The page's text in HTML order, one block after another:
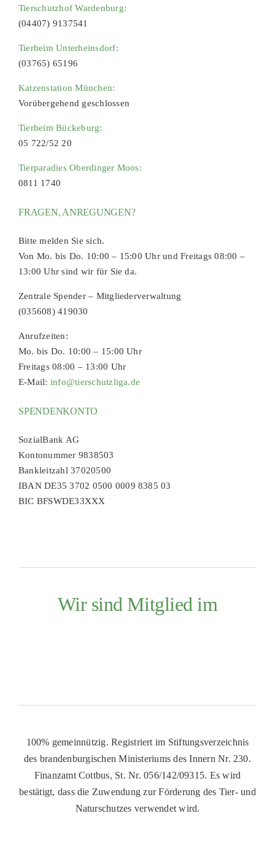
Tierschutzhof Wardenburg:
(04407) 9137541
Tierheim Unterheinsdorf:
(03765) 65196
Katzenstation München:
Vorübergehend geschlossen
Tierheim Bückeburg:
05 722/52 20
Tierparadies Oberdinger Moos:
0811 1740
FRAGEN, ANREGUNGEN?
Bitte melden Sie sich.
Von Mo. bis Do. 10:00 – 15:00 Uhr und Freitags 08:00 –
13:00 Uhr sind wir für Sie da.
Zentrale Spender – Mitgliederverwaltung
(035608) 419030
Anrufzeiten:
Mo. bis Do. 10:00 – 15:00 Uhr
Freitags 08:00 – 13:00 Uhr
E-Mail: info@tierschutzliga.de
SPENDENKONTO
SozialBank AG
Kontonummer 9838503
Bankleitzahl 37020500
IBAN DE35 3702 0500 0009 8385 03
BIC BFSWDE33XXX
Wir sind Mitglied im
100% gemeinnützig. Registriert im Stiftungsverzeichnis
des brandenburgischen Ministeriums des Innern Nr. 230.
Finanzamt Cottbus, St. Nr. 056/142/09315. Es wird
bestätigt, dass die Zuwendung zur Förderung des Tier- und
Naturschutzes verwendet wird.